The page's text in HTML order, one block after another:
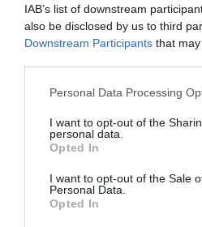
IAB’s list of downstream
also be disclosed by us to third
Downstream Participants that
Personal Data Processing
I want to opt-out of the
personal data.
Opted In
I want to opt-out of the Sale
Personal Data.
Opted In
Nel frattempo montare a
mischiarlo delicatamente
lievitato. Sciogliere in una
riscaldata, versare
ottenere una crespella di